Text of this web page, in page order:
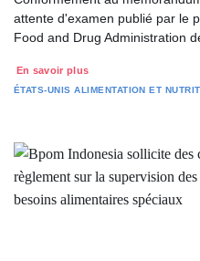
attente d'examen publié par le
Food and Drug Administration
En savoir plus
ÉTATS-UNIS ALIMENTATION ET